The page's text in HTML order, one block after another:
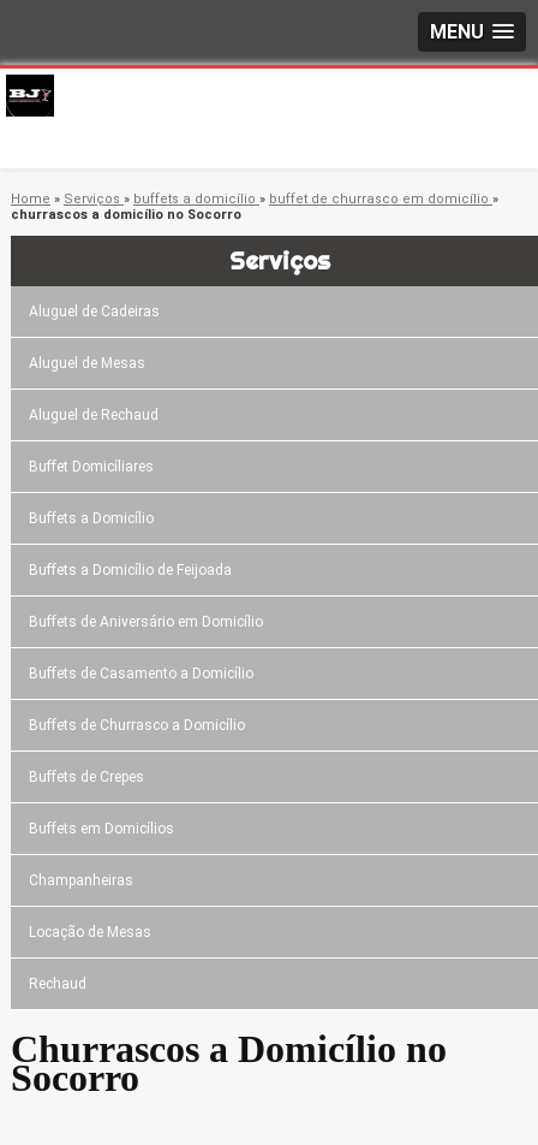
MENU
Home » Serviços » buffets a domicílio » buffet de churrasco em domicílio »
churrascos a domicílio no Socorro
Serviços
Aluguel de Cadeiras
Aluguel de Mesas
Aluguel de Rechaud
Buffet Domicíliares
Buffets a Domicílio
Buffets a Domicílio de Feijoada
Buffets de Aniversário em Domicílio
Buffets de Casamento a Domicílio
Buffets de Churrasco a Domicílio
Buffets de Crepes
Buffets em Domicílios
Champanheiras
Locação de Mesas
Rechaud
Churrascos a Domicílio no
Socorro